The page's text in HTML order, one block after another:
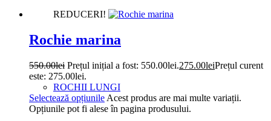
REDUCERI!
Rochie marina
550.00lei Prețul inițial a fost: 550.00lei.275.00leiPrețul curent
este: 275.00lei.
ROCHII LUNGI
Selectează opțiunile Acest produs are mai multe variații.
Opțiunile pot fi alese în pagina produsului.